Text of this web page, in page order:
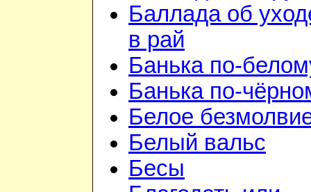
Баллада об
в рай
Банька по-
Банька по-
Белое
Белый вальс
Бесы